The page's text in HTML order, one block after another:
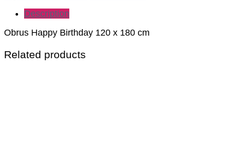
Description
Obrus Happy Birthday 120 x 180 cm
Related products